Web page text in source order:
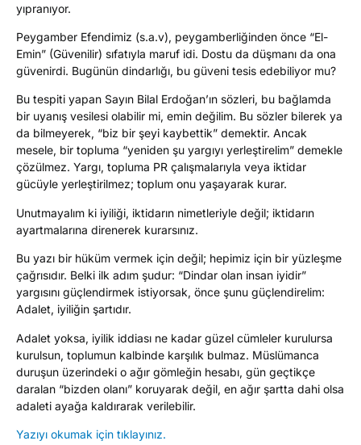
yıpranıyor.
Peygamber Efendimiz (s.a.v), peygamberliğinden önce “El-
Emin” (Güvenilir) sıfatıyla maruf idi. Dostu da düşmanı da ona
güvenirdi. Bugünün dindarlığı, bu güveni tesis edebiliyor mu?
Bu tespiti yapan Sayın Bilal Erdoğan’ın sözleri, bu bağlamda
bir uyanış vesilesi olabilir mi, emin değilim. Bu sözler bilerek ya
da bilmeyerek, “biz bir şeyi kaybettik” demektir. Ancak
mesele, bir topluma “yeniden şu yargıyı yerleştirelim” demekle
çözülmez. Yargı, topluma PR çalışmalarıyla veya iktidar
gücüyle yerleştirilmez; toplum onu yaşayarak kurar.
Unutmayalım ki iyiliği, iktidarın nimetleriyle değil; iktidarın
ayartmalarına direnerek kurarsınız.
Bu yazı bir hüküm vermek için değil; hepimiz için bir yüzleşme
çağrısıdır. Belki ilk adım şudur: “Dindar olan insan iyidir”
yargısını güçlendirmek istiyorsak, önce şunu güçlendirelim:
Adalet, iyiliğin şartıdır.
Adalet yoksa, iyilik iddiası ne kadar güzel cümleler kurulursa
kurulsun, toplumun kalbinde karşılık bulmaz. Müslümanca
duruşun üzerindeki o ağır gömleğin hesabı, gün geçtikçe
daralan “bizden olanı” koruyarak değil, en ağır şartta dahi olsa
adaleti ayağa kaldırarak verilebilir.
Yazıyı okumak için tıklayınız.